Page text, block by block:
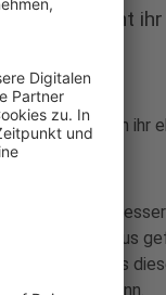
kann. Macht
Angst machen ihr
doch
ist vor dem Virus
das nicht, dass
zerstören kann.